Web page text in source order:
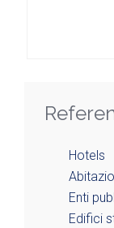
Hotels
Enti
Edifici